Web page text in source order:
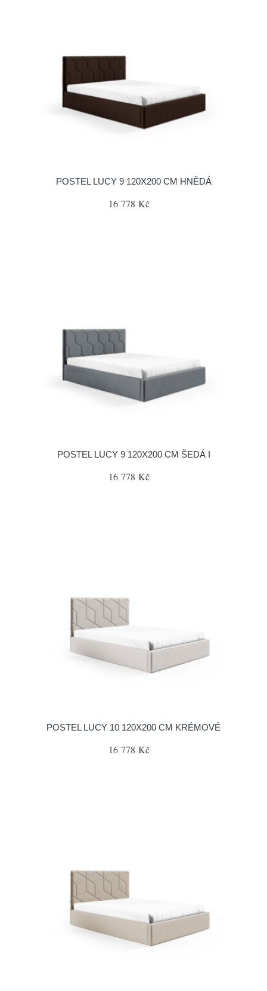
POSTEL LUCY 9 120X200 CM HNĚDÁ
16 778 Kč
POSTEL LUCY 9 120X200 CM ŠEDÁ I
16 778 Kč
POSTEL LUCY 10 120X200 CM KRÉMOVÉ
16 778 Kč